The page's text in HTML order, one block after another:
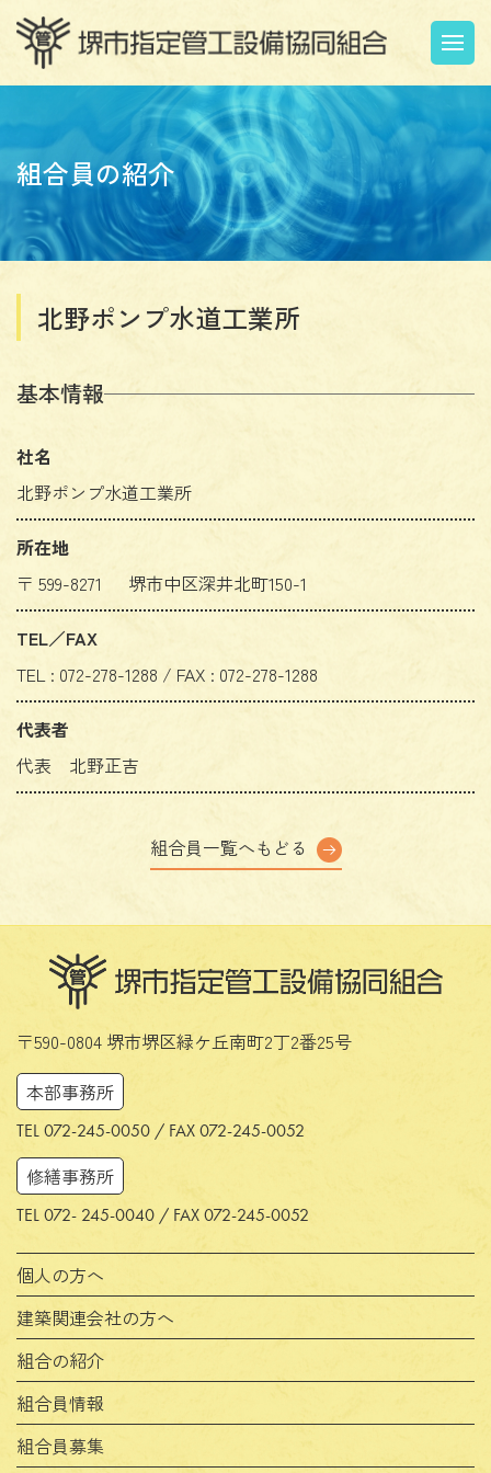
組合員の紹介
北野ポンプ水道工業所
基本情報
社名
北野ポンプ水道工業所
所在地
〒 599-8271 堺市中区深井北町150-1
TEL／FAX
TEL : 072-278-1288 / FAX : 072-278-1288
代表者
代表 北野正吉
組合員一覧へもどる
〒590-0804 堺市堺区緑ケ丘南町2丁2番25号
本部事務所
TEL 072-245-0050 / FAX 072-245-0052
修繕事務所
TEL 072- 245-0040 / FAX 072-245-0052
個人の方へ
建築関連会社の方へ
組合の紹介
組合員情報
組合員募集